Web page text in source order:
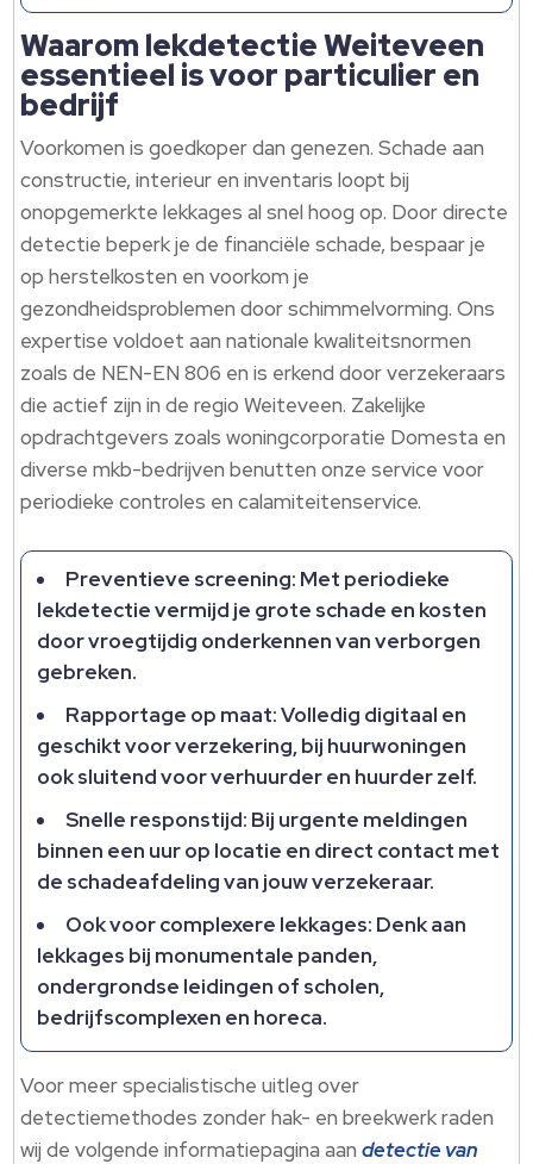
Waarom lekdetectie Weiteveen
essentieel is voor particulier en
bedrijf
Voorkomen is goedkoper dan genezen. Schade aan
constructie, interieur en inventaris loopt bij
onopgemerkte lekkages al snel hoog op. Door directe
detectie beperk je de financiële schade, bespaar je
op herstelkosten en voorkom je
gezondheidsproblemen door schimmelvorming. Ons
expertise voldoet aan nationale kwaliteitsnormen
zoals de NEN-EN 806 en is erkend door verzekeraars
die actief zijn in de regio Weiteveen. Zakelijke
opdrachtgevers zoals woningcorporatie Domesta en
diverse mkb-bedrijven benutten onze service voor
periodieke controles en calamiteitenservice.
Preventieve screening: Met periodieke
lekdetectie vermijd je grote schade en kosten
door vroegtijdig onderkennen van verborgen
gebreken.
Rapportage op maat: Volledig digitaal en
geschikt voor verzekering, bij huurwoningen
ook sluitend voor verhuurder en huurder zelf.
Snelle responstijd: Bij urgente meldingen
binnen een uur op locatie en direct contact met
de schadeafdeling van jouw verzekeraar.
Ook voor complexere lekkages: Denk aan
lekkages bij monumentale panden,
ondergrondse leidingen of scholen,
bedrijfscomplexen en horeca.
Voor meer specialistische uitleg over
detectiemethodes zonder hak- en breekwerk raden
wij de volgende informatiepagina aandetectie van